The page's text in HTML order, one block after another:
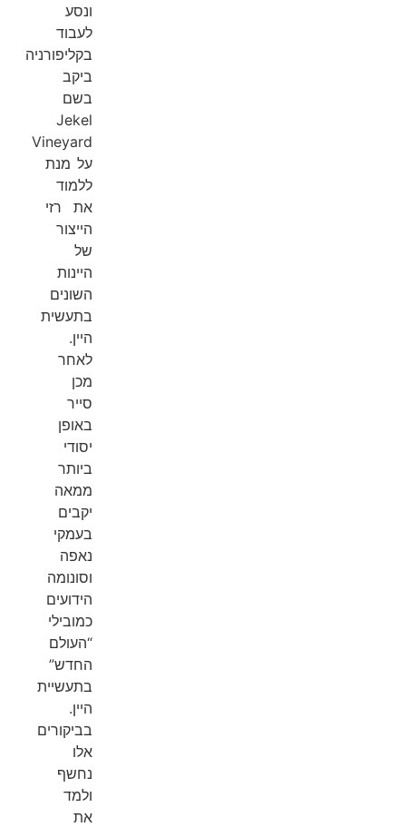
ונסע
לעבוד
בקליפורניה
ביקב
בשם
Jekel
Vineyard
על מנת
ללמוד
את רזי
הייצור
של
היינות
השונים
בתעשית
היין.
לאחר
מכן
סייר
באופן
יסודי
ביותר
ממאה
יקבים
בעמקי
נאפה
וסונומה
הידועים
כמובילי
“העולם
החדש”
בתעשיית
היין.
בביקורים
אלו
נחשף
ולמד
את